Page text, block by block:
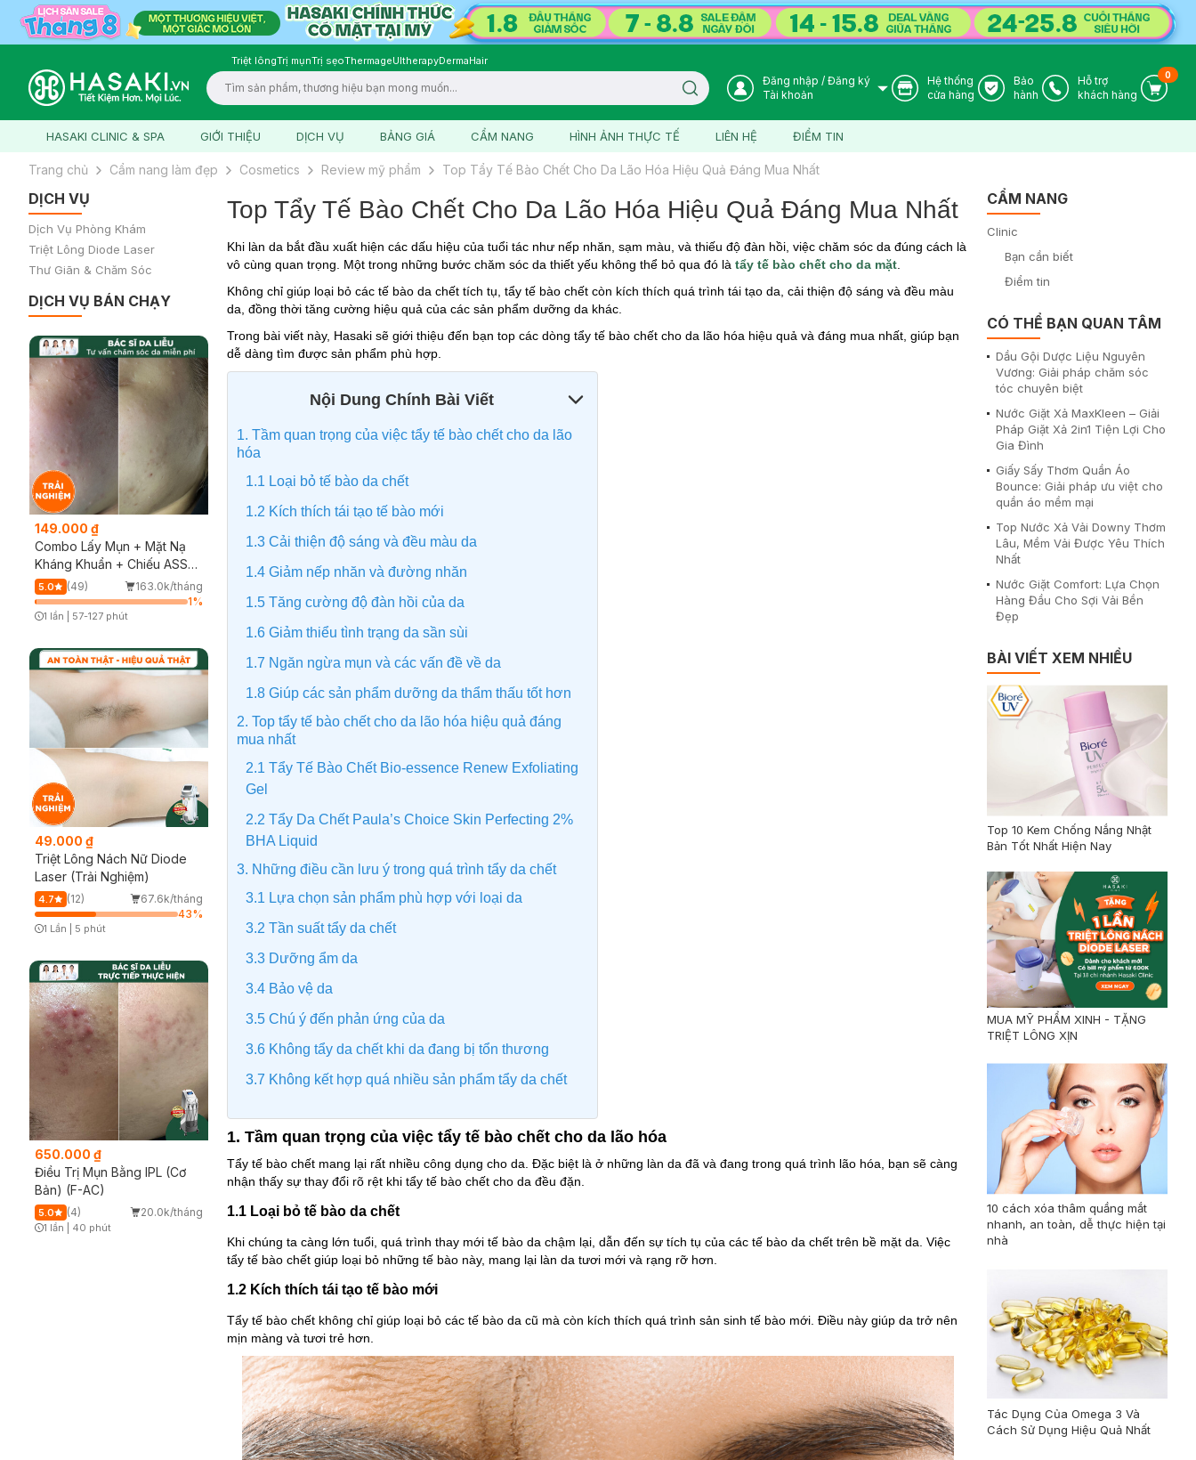
Triệt lôngTrị mụnTrị sẹoThermageUltherapyDermaHair
Logo
Search icon User Icon
Đăng nhập / Đăng ký
Tài khoản
Store Icon
Hệ thống
cửa hàng
Warranty Icon
Bảo
hành
Phone Icon
Hỗ trợ
khách hàng
Cart
0
HASAKI CLINIC & SPA GIỚI THIỆU DỊCH VỤ BẢNG GIÁ CẨM NANG HÌNH ẢNH THỰC TẾ LIÊN HỆ ĐIỂM TIN
Trang chủ Cẩm nang làm đẹp Cosmetics Review mỹ phẩm Top Tẩy Tế Bào Chết Cho Da Lão Hóa Hiệu Quả Đáng Mua Nhất
DỊCH VỤ
Dịch Vụ Phòng Khám
Triệt Lông Diode Laser
Thư Giãn & Chăm Sóc
DỊCH VỤ BÁN CHẠY
149.000 ₫
Combo Lấy Mụn + Mặt Nạ
Kháng Khuẩn + Chiếu ASSH
(Trải nghiệm)
5.0 (49)
163.0k/tháng
1%
1 lần 57-127 phút
49.000 ₫
Triệt Lông Nách Nữ Diode
Laser (Trải Nghiệm)
4.7 (12)
67.6k/tháng
43%
1 Lần 5 phút
650.000 ₫
Điều Trị Mụn Bằng IPL (Cơ
Bản) (F-AC)
5.0 (4) 20.0k/tháng
Timer Gray Icon
1 lần 40 phút
Top Tẩy Tế Bào Chết Cho Da Lão Hóa Hiệu Quả Đáng Mua Nhất
Khi làn da bắt đầu xuất hiện các dấu hiệu của tuổi tác như nếp nhăn, sạm màu, và thiếu độ đàn hồi, việc chăm sóc da đúng cách là
vô cùng quan trọng. Một trong những bước chăm sóc da thiết yếu không thể bỏ qua đó là tẩy tế bào chết cho da mặt
Không chỉ giúp loại bỏ các tế bào da chết tích tụ, tẩy tế bào chết còn kích thích quá trình tái tạo da, cải thiện độ sáng và đều màu
da, đồng thời tăng cường hiệu quả của các sản phẩm dưỡng da khác.
Trong bài viết này, Hasaki sẽ giới thiệu đến bạn top các dòng tẩy tế bào chết cho da lão hóa hiệu quả và đáng mua nhất, giúp bạn
dễ dàng tìm được sản phẩm phù hợp.
Nội Dung Chính Bài Viết
1. Tầm quan trọng của việc tẩy tế bào chết cho da lão
hóa
1.1 Loại bỏ tế bào da chết
1.2 Kích thích tái tạo tế bào mới
1.3 Cải thiện độ sáng và đều màu da
1.4 Giảm nếp nhăn và đường nhăn
1.5 Tăng cường độ đàn hồi của da
1.6 Giảm thiểu tình trạng da sần sùi
1.7 Ngăn ngừa mụn và các vấn đề về da
1.8 Giúp các sản phẩm dưỡng da thẩm thấu tốt hơn
2. Top tẩy tế bào chết cho da lão hóa hiệu quả đáng
mua nhất
2.1 Tẩy Tế Bào Chết Bio-essence Renew Exfoliating
Gel
2.2 Tẩy Da Chết Paula’s Choice Skin Perfecting 2%
BHA Liquid
3. Những điều cần lưu ý trong quá trình tẩy da chết
3.1 Lựa chọn sản phẩm phù hợp với loại da
3.2 Tần suất tẩy da chết
3.3 Dưỡng ẩm da
3.4 Bảo vệ da
3.5 Chú ý đến phản ứng của da
3.6 Không tẩy da chết khi da đang bị tổn thương
3.7 Không kết hợp quá nhiều sản phẩm tẩy da chết
1. Tầm quan trọng của việc tẩy tế bào chết cho da lão hóa
Tẩy tế bào chết mang lại rất nhiều công dụng cho da. Đặc biệt là ở những làn da đã và đang trong quá trình lão hóa, bạn sẽ càng
nhận thấy sự thay đổi rõ rệt khi tẩy tế bào chết cho da đều đặn.
1.1 Loại bỏ tế bào da chết
Khi chúng ta càng lớn tuổi, quá trình thay mới tế bào da chậm lại, dẫn đến sự tích tụ của các tế bào da chết trên bề mặt da. Việc
tẩy tế bào chết giúp loại bỏ những tế bào này, mang lại làn da tươi mới và rạng rỡ hơn.
1.2 Kích thích tái tạo tế bào mới
Tẩy tế bào chết không chỉ giúp loại bỏ các tế bào da cũ mà còn kích thích quá trình sản sinh tế bào mới. Điều này giúp da trở nên
mịn màng và tươi trẻ hơn.
CẨM NANG
Clinic
Bạn cần biết
Điểm tin
CÓ THỂ BẠN QUAN TÂM
Dầu Gội Dược Liệu Nguyên
Vương: Giải pháp chăm sóc
tóc chuyên biệt
Nước Giặt Xả MaxKleen – Giải
Pháp Giặt Xả 2in1 Tiện Lợi Cho
Gia Đình
Giấy Sấy Thơm Quần Áo
Bounce: Giải pháp ưu việt cho
quần áo mềm mại
Top Nước Xả Vải Downy Thơm
Lâu, Mềm Vải Được Yêu Thích
Nhất
Nước Giặt Comfort: Lựa Chọn
Hàng Đầu Cho Sợi Vải Bền
Đẹp
BÀI VIẾT XEM NHIỀU
Top 10 Kem Chống Nắng Nhật
Bản Tốt Nhất Hiện Nay
MUA MỸ PHẨM XINH - TẶNG
TRIỆT LÔNG XỊN
10 cách xóa thâm quầng mắt
nhanh, an toàn, dễ thực hiện tại
nhà
Tác Dụng Của Omega 3 Và
Cách Sử Dụng Hiệu Quả Nhất